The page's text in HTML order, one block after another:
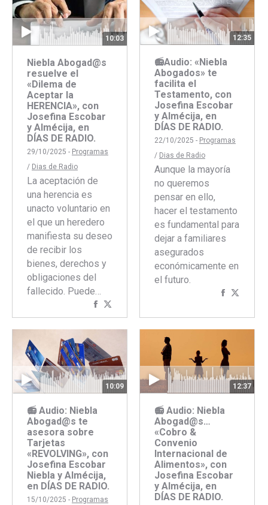
10:03
Niebla Abogad@s
resuelve el
«Dilema de
Aceptar la
HERENCIA», con
Josefina Escobar
y Almécija, en
DÍAS DE RADIO.
29/10/2025 - Programas
/ Dias de Radio
La aceptación de
una herencia es
unacto voluntario en
el que un heredero
manifiesta su deseo
de recibir los
bienes, derechos y
obligaciones del
fallecido. Puede…
Compartir
con
Facebook
con
Twitter
12:35
📻Audio: «Niebla
Abogados» te
facilita el
Testamento, con
Josefina Escobar
y Almécija, en
DÍAS DE RADIO.
22/10/2025 - Programas
/ Dias de Radio
Aunque la mayoría
no queremos
pensar en ello,
hacer el testamento
es fundamental para
dejar a familiares
asegurados
económicamente en
el futuro.
Compartir
10:09
📻 Audio: Niebla
Abogad@s te
asesora sobre
Tarjetas
«REVOLVING», con
Josefina Escobar
Niebla y Almécija,
en DÍAS DE RADIO.
15/10/2025 - Programas
12:37
📻 Audio: Niebla
Abogad@s…
«Cobro &
Convenio
Internacional de
Alimentos», con
Josefina Escobar
y Almécija, en
DÍAS DE RADIO.